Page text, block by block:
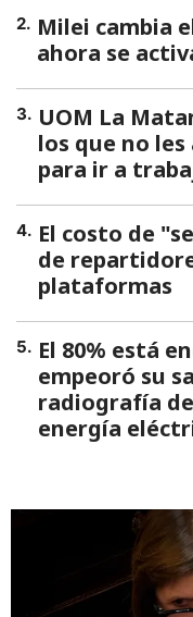
2. Milei cambia
ahora se
3. UOM La
los que no
para ir a
4. El costo de
de
plataformas
5. El 80% está
empeoró su
radiografía
energía